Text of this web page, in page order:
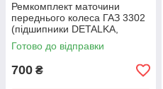
Ремкомплект маточини
переднього колеса ГАЗ 3302
(підшипники DETALKA,
сальник, мастило) (DETALKA)
3302-3103800
Готово до відправки
700 ₴